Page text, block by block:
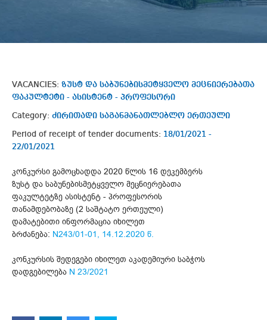
VACANCIES: ზუსტ და საბუნებისმეტყველო მეცნიერებათა
ფაკულტეტი - ასისტენტ - პროფესორი
Category: ძირითადი საგანმანათლებლო ერთეული
Period of receipt of tender documents: 18/01/2021 -
22/01/2021
კონკურსი გამოცხადდა 2020 წლის 16 დეკემბერს
ზუსტ და საბუნებისმეტყველო მეცნიერებათა
ფაკულტეტზე ასისტენტ - პროფესორის
თანამდებობაზე (2 საშტატო ერთეული)
დამატებითი ინფორმაცია იხილეთ
ბრძანება: N243/01-01, 14.12.2020 წ.
კონკურსის შედეგები იხილეთ აკადემიური საბჭოს
დადგებილება N 23/2021